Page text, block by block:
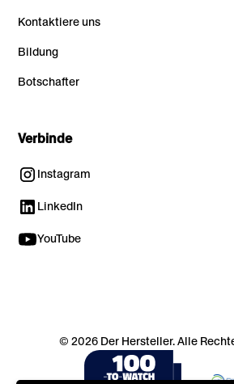
Kontaktiere uns
Bildung
Botschafter
Verbinde
Instagram
LinkedIn
YouTube
© 2026 Der Hersteller. Alle